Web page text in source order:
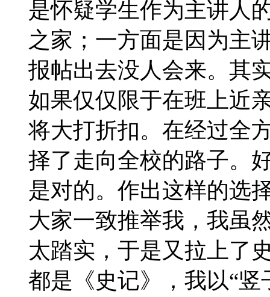
是怀疑学生作为主讲人
之家；一方面是因为主
报帖出去没人会来。其
如果仅仅限于在班上近
将大打折扣。在经过全
择了走向全校的路子。
是对的。作出这样的选
大家一致推举我，我虽
太踏实，于是又拉上了
都是《史记》，我以“